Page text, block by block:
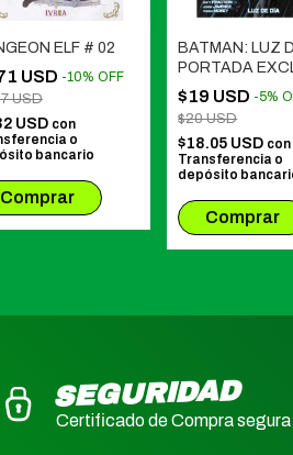
ELF # 02
USD -10% OFF
USD
USD con
o
bancario
BATMAN: LUZ
PORTADA
JUAN
$19 USD -5%
$20 USD
$18.05 USD con
Transferencia o
depósito
SEGURIDAD
Certificado de Compra segura